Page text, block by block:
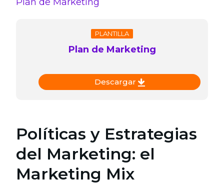
PLANTILLA
Plan de Marketing
Descargar
Políticas y Estrategias
del Marketing: el
Marketing Mix